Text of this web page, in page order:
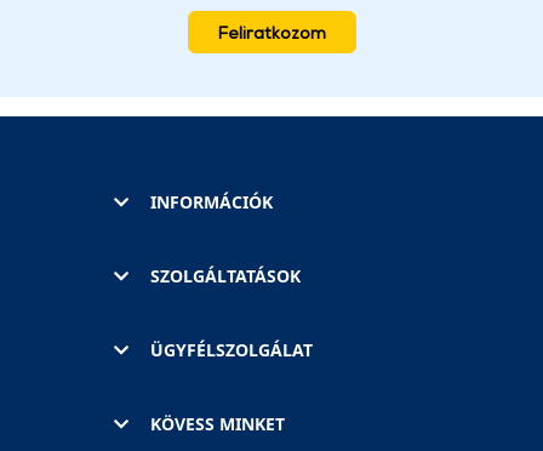
Feliratkozom
INFORMÁCIÓK
SZOLGÁLTATÁSOK
ÜGYFÉLSZOLGÁLAT
KÖVESS MINKET